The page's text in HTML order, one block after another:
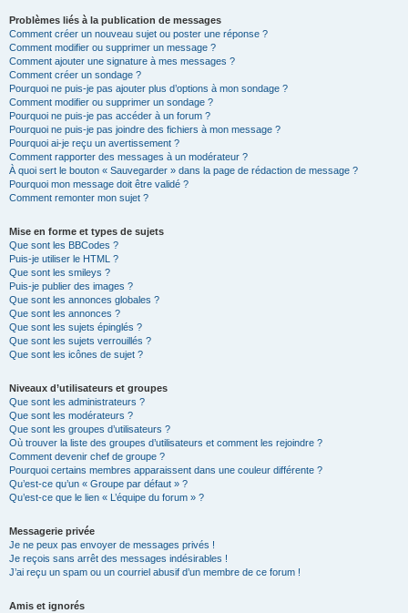
Problèmes liés à la publication de messages
Comment créer un nouveau sujet ou poster une réponse ?
Comment modifier ou supprimer un message ?
Comment ajouter une signature à mes messages ?
Comment créer un sondage ?
Pourquoi ne puis-je pas ajouter plus d’options à mon sondage ?
Comment modifier ou supprimer un sondage ?
Pourquoi ne puis-je pas accéder à un forum ?
Pourquoi ne puis-je pas joindre des fichiers à mon message ?
Pourquoi ai-je reçu un avertissement ?
Comment rapporter des messages à un modérateur ?
À quoi sert le bouton « Sauvegarder » dans la page de rédaction de message ?
Pourquoi mon message doit être validé ?
Comment remonter mon sujet ?
Mise en forme et types de sujets
Que sont les BBCodes ?
Puis-je utiliser le HTML ?
Que sont les smileys ?
Puis-je publier des images ?
Que sont les annonces globales ?
Que sont les annonces ?
Que sont les sujets épinglés ?
Que sont les sujets verrouillés ?
Que sont les icônes de sujet ?
Niveaux d’utilisateurs et groupes
Que sont les administrateurs ?
Que sont les modérateurs ?
Que sont les groupes d’utilisateurs ?
Où trouver la liste des groupes d’utilisateurs et comment les rejoindre ?
Comment devenir chef de groupe ?
Pourquoi certains membres apparaissent dans une couleur différente ?
Qu’est-ce qu’un « Groupe par défaut » ?
Qu’est-ce que le lien « L’équipe du forum » ?
Messagerie privée
Je ne peux pas envoyer de messages privés !
Je reçois sans arrêt des messages indésirables !
J’ai reçu un spam ou un courriel abusif d’un membre de ce forum !
Amis et ignorés